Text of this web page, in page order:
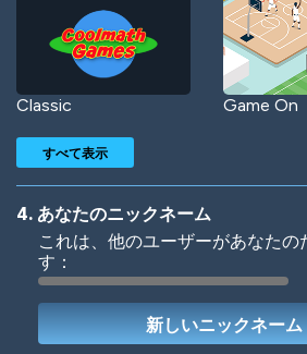
Classic Game On
Woof
すべて表示
4. あなたのニックネーム
これは、他のユーザーがあなたの
す：